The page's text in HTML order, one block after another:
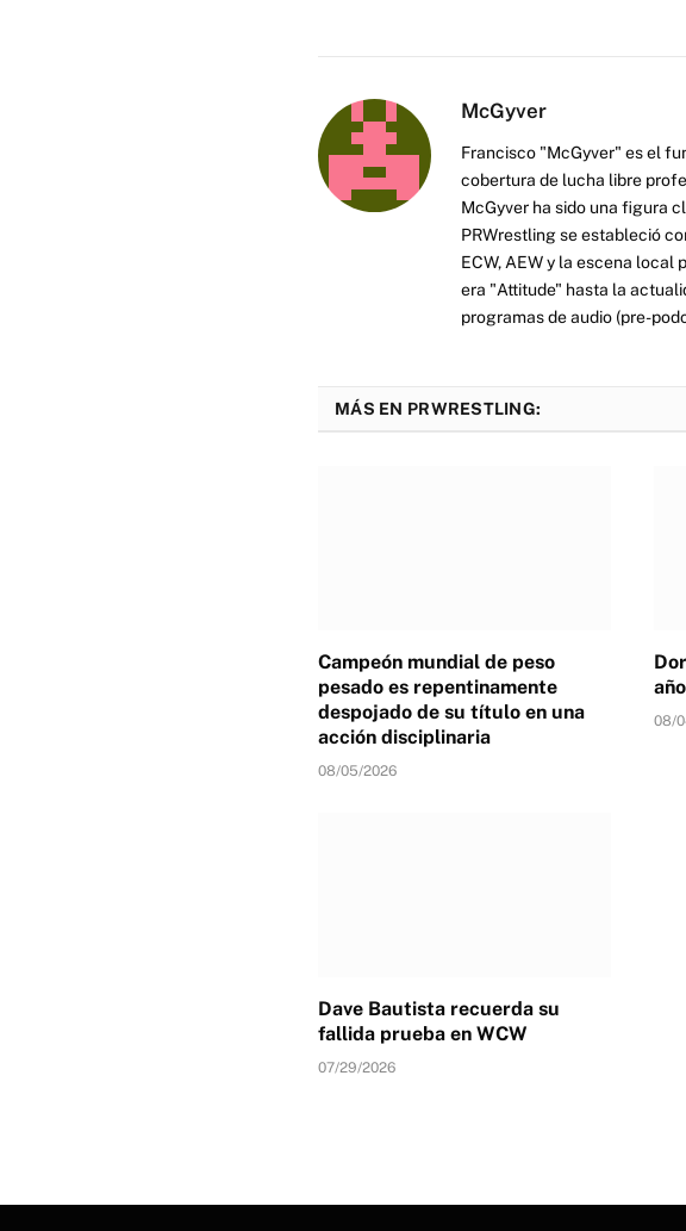
McGyver
Francisco "McGyver" es el
cobertura de lucha libre
McGyver ha sido una figura
PRWrestling se estableció
ECW, AEW y la escena
era "Attitude" hasta la
programas de audio (pre-
MÁS EN PRWRESTLING:
Campeón mundial de peso
pesado es repentinamente
despojado de su título en una
acción disciplinaria
08/05/2026
08/
Dave Bautista recuerda su
fallida prueba en WCW
07/29/2026